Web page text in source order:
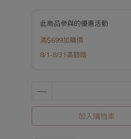
此商品參與的優惠活動
滿$699加購價
8/1-8/31滿額贈
加入購物車